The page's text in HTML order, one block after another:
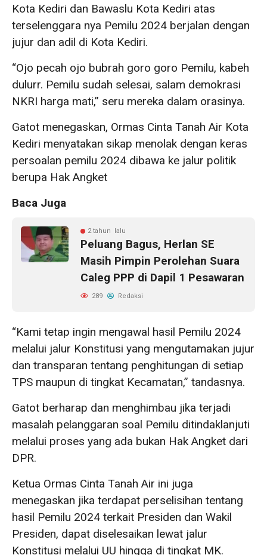
Kota Kediri dan Bawaslu Kota Kediri atas
terselenggara nya Pemilu 2024 berjalan dengan
jujur dan adil di Kota Kediri.
“Ojo pecah ojo bubrah goro goro Pemilu, kabeh
dulurr. Pemilu sudah selesai, salam demokrasi
NKRI harga mati,” seru mereka dalam orasinya.
Gatot menegaskan, Ormas Cinta Tanah Air Kota
Kediri menyatakan sikap menolak dengan keras
persoalan pemilu 2024 dibawa ke jalur politik
berupa Hak Angket
Baca Juga
2 tahun lalu
Peluang Bagus, Herlan SE
Masih Pimpin Perolehan Suara
Caleg PPP di Dapil 1 Pesawaran
289 Redaksi
“Kami tetap ingin mengawal hasil Pemilu 2024
melalui jalur Konstitusi yang mengutamakan jujur
dan transparan tentang penghitungan di setiap
TPS maupun di tingkat Kecamatan,” tandasnya.
Gatot berharap dan menghimbau jika terjadi
masalah pelanggaran soal Pemilu ditindaklanjuti
melalui proses yang ada bukan Hak Angket dari
DPR.
Ketua Ormas Cinta Tanah Air ini juga
menegaskan jika terdapat perselisihan tentang
hasil Pemilu 2024 terkait Presiden dan Wakil
Presiden, dapat diselesaikan lewat jalur
Konstitusi melalui UU hingga di tingkat MK.